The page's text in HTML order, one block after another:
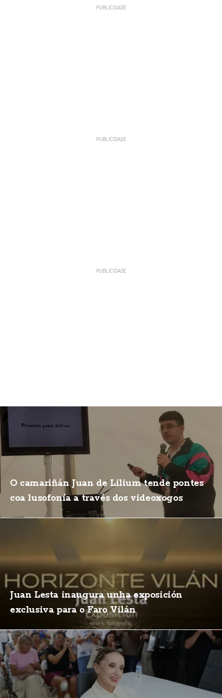
O camariñán Juan de Lilium tende pontes
coa lusofonía a través dos videoxogos
Juan Lesta inaugura unha exposición
exclusiva para o Faro Vilán